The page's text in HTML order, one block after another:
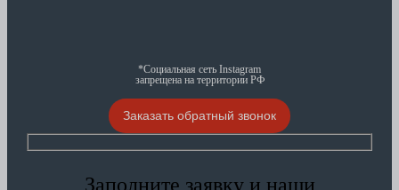
*Социальная сеть Instagram
запрещена на территории РФ
Заказать обратный звонок
Заполните заявку и наши